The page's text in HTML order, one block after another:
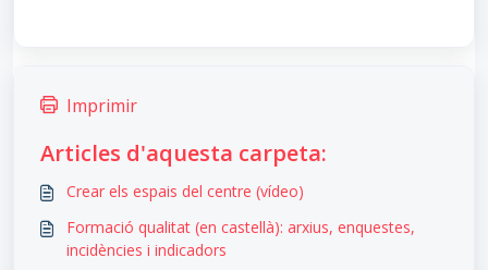
Imprimir
Articles d'aquesta carpeta:
Crear els espais del centre (vídeo)
Formació qualitat (en castellà): arxius, enquestes,
incidències i indicadors